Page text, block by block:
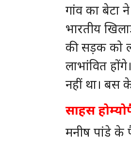
गांव का बेटा
भारतीय
की सड़क को
लाभांवित
नहीं था। बस
साहस
मनीष पांडे के